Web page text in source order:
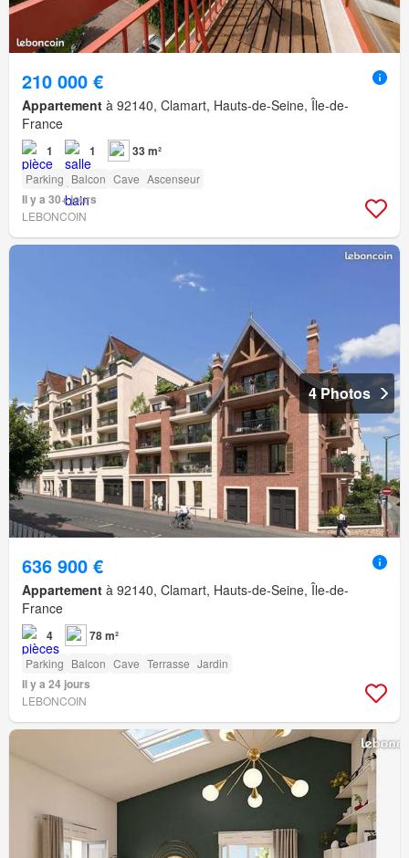
210 000 €
Appartement à 92140, Clamart, Hauts-de-Seine, Île-de-
France
1 1 33 m²
Parking Balcon Cave Ascenseur
Il y a 30+ jours
LEBONCOIN
4 Photos
636 900 €
Appartement à 92140, Clamart, Hauts-de-Seine, Île-de-
France
4 78 m²
Parking Balcon Cave Terrasse Jardin
Il y a 24 jours
LEBONCOIN